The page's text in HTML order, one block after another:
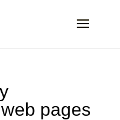
pages